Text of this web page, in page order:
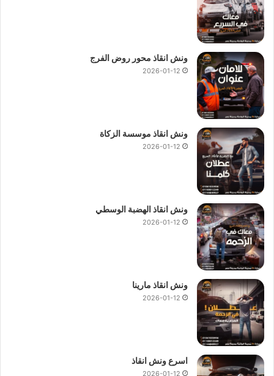
ونش انقاذ محور روض الفرج
2026-01-12
ونش انقاذ موسسة الزكاة
2026-01-12
ونش انقاذ الهضبة الوسطي
2026-01-12
ونش انقاذ مارينا
2026-01-12
اسرع ونش انقاذ
2026-01-12